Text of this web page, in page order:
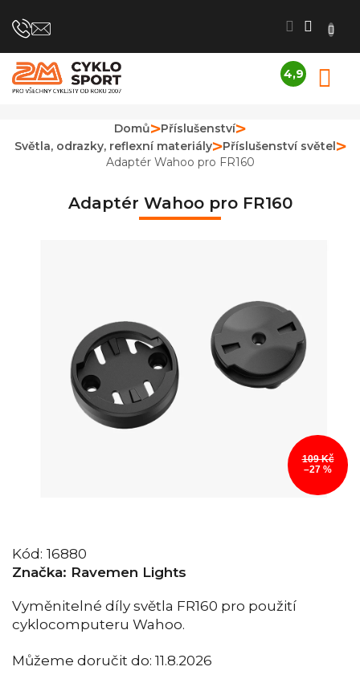
na
4,9
4,9
Domů
Příslušenství
Světla, odrazky, reflexní materiály
Příslušenství světel
Adaptér Wahoo pro FR160
Adaptér Wahoo pro FR160
109 Kč
–27 %
Kód: 16880
Značka: Ravemen Lights
Můžeme doručit do: 11.8.2026
Vyměnitelné díly světla FR160 pro použití
cyklocomputeru Wahoo.